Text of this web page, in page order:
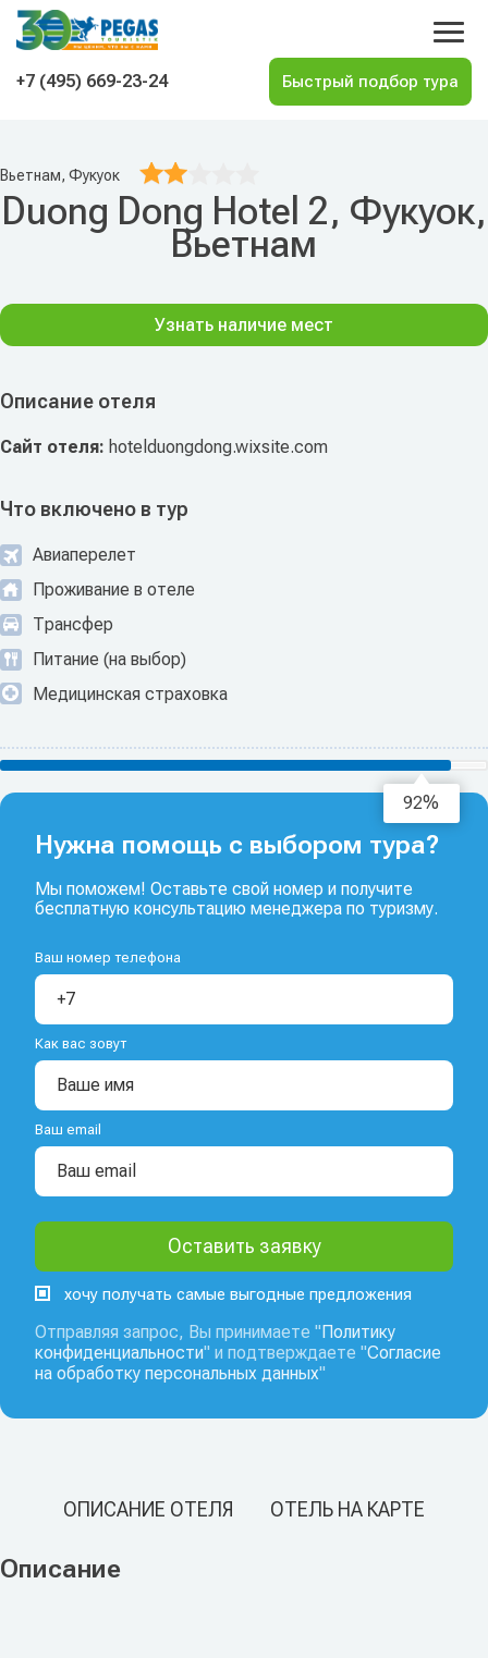
На главную
+7 (495) 669-23-24
Вьетнам, Фукуок
Duong Dong Hotel 2, Фукуок,
Вьетнам
Описание отеля
Сайт отеля: hotelduongdong.wixsite.com
Что включено в тур
Авиаперелет
Проживание в отеле
Трансфер
Питание (на выбор)
Медицинская страховка
Узнать наличие мест
94%
Нужна помощь с выбором тура?
Мы поможем! Оставьте свой номер и получите
бесплатную консультацию менеджера по туризму.
Ваш номер телефона
Как вас зовут
Ваш email
хочу получать самые выгодные предложения
Отправляя запрос, Вы принимаете " Политику
конфиденциальности" и подтверждаете "Согласие
на обработку персональных данных"
ОПИСАНИЕ ОТЕЛЯ ОТЕЛЬ НА КАРТЕ
Описание